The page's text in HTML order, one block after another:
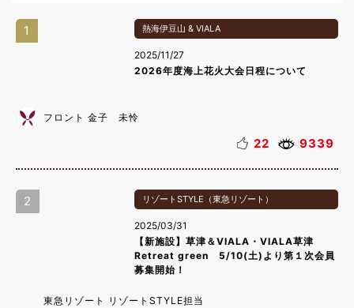
1 熱海伊豆山 & VIALA
2025/11/27
2026年度海上花火大会日程について
フロント 金子 未怜
22 9339
2 リゾートSTYLE（東急リゾート）
2025/03/31
【新施設】草津＆VIALA・VIALA草津
Retreat green 5/10(土)より第１次会員
募集開始！
東急リゾート リゾートSTYLE担当